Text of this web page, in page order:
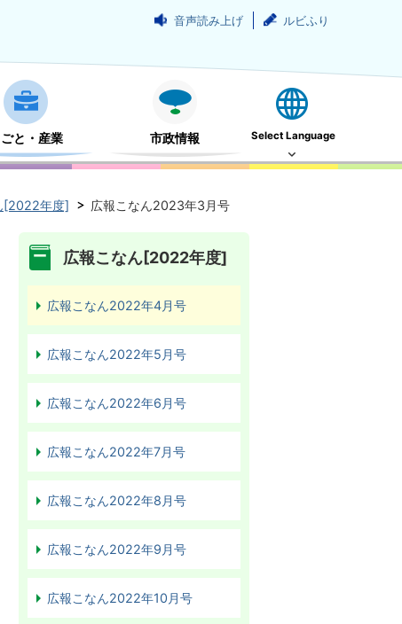
音声読み上げ ルビふり
ごと・産業 市政情報 Select Language
[2022年度] 広報こなん2023年3月号
広報こなん[2022年度]
広報こなん2022年4月号
広報こなん2022年5月号
広報こなん2022年6月号
広報こなん2022年7月号
広報こなん2022年8月号
広報こなん2022年9月号
広報こなん2022年10月号